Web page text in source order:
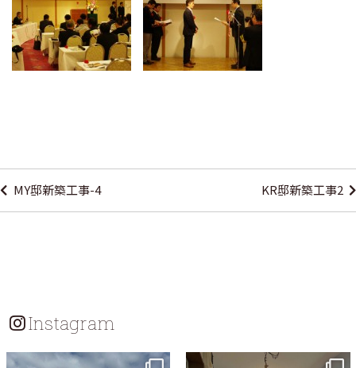
稿
ナ
ョ
ン
MY邸新築工事-4 KR邸新築工事2
Instagram
tomohouseinc
tomohouseinc